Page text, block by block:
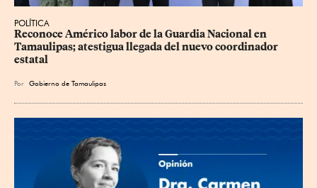
POLÍTICA
Reconoce Américo labor de la Guardia Nacional en
Tamaulipas; atestigua llegada del nuevo coordinador
estatal
Por Gobierno de Tamaulipas